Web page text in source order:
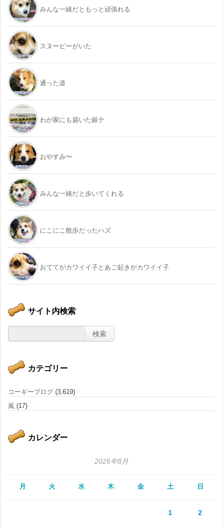
みんな一緒だともっと頑張れる
スヌーピーがいた
通った道
わが家にも届いた銀テ
おやすみ〜
みんな一緒だと歩いてくれる
にこにこ散歩だったハズ
おててがカワイイ子とあご起きがカワイイ子
サイト内検索
カテゴリー
コーギーブログ (3,619)
嵐 (17)
カレンダー
2026年8月
月 火 水 木 金 土 日
1 2